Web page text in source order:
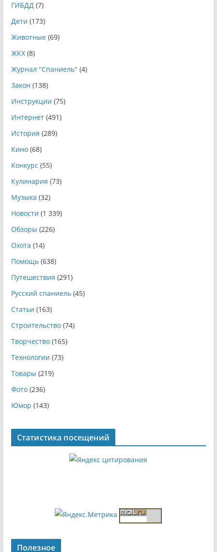
ГИБДД(7)
Дети (173)
Животные(69)
ЖКХ(8)
Журнал "Спаниель" (4)
Закон (138)
Инструкции (75)
Интернет(491)
История (289)
Кино(68)
Конкурс (55)
Кулинария (73)
Музыка (32)
Новости (1 339)
Обзоры (226)
Охота (14)
Помощь(638)
Путешествия (291)
Русский спаниель(45)
Статьи (163)
Строительство(74)
Творчество(165)
Технологии (73)
Товары (219)
Фото(236)
Юмор (143)
Статистика посещений
Полезное